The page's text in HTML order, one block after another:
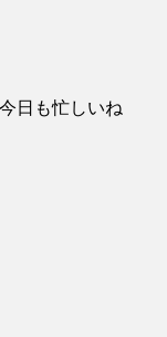
日も忙しいね